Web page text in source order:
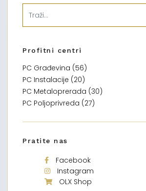
Profitni centri
PC Građevina (56)
PC Instalacije (20)
PC Metaloprerada (30)
PC Poljoprivreda (27)
Pratite nas
Facebook
Instagram
OLX Shop